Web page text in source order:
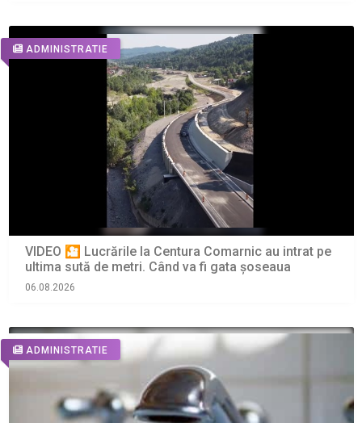
ADMINISTRATIE
VIDEO 🎦 Lucrările la Centura Comarnic au intrat pe
ultima sută de metri. Când va fi gata șoseaua
06.08.2026
ADMINISTRATIE